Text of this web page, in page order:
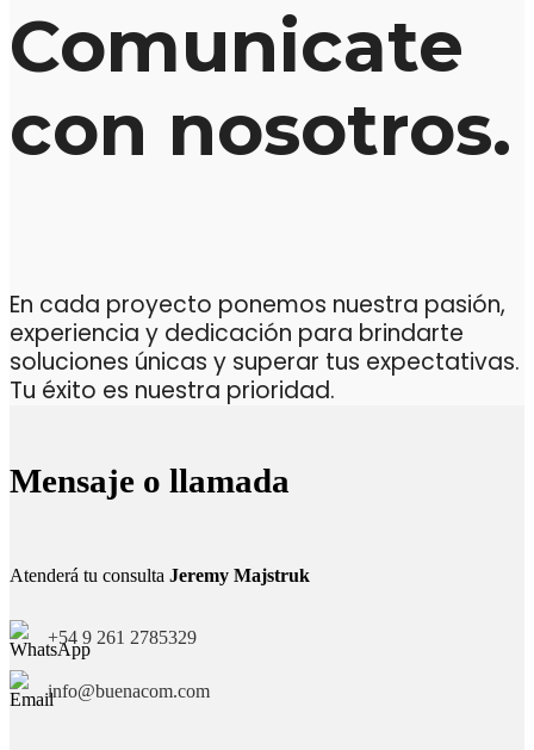
Comunicate
con nosotros.
En cada proyecto ponemos nuestra pasión,
experiencia y dedicación para brindarte
soluciones únicas y superar tus expectativas.
Tu éxito es nuestra prioridad.
Mensaje o llamada
Atenderá tu consulta Jeremy Majstruk
+54 9 261 2785329
info@buenacom.com